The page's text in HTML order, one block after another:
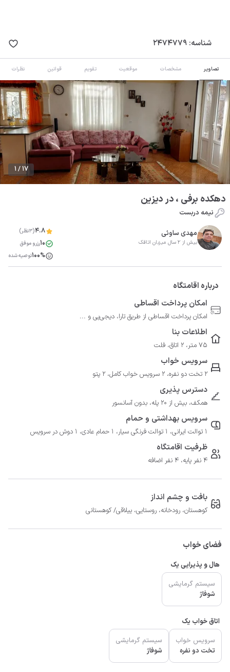
شناسه: 2474779
تصاویر مشخصات موقعیت تقویم قوانین نظرات
1 / 17
دهکده برفی ، در دیزین
نیمه دربست
مهدی ساوئی
بیش از 2 سال میزبان اتاقک
4.8(3نظر)
10رزرو موفق
100%توصیه شده
درباره اقامتگاه
امکان پرداخت اقساطی
امکان پرداخت اقساطی از طریق تارا، دیجی‌پی و ...
اطلاعات بنا
75 متر، 2 اتاق، فلت
سرویس خواب
2 تخت دو نفره، 2 سرویس خواب کامل، 2 پتو
دسترس پذیری
همکف، بیش از 20 پله، بدون آسانسور
سرویس بهداشتی و حمام
1 توالت ایرانی، 1 توالت فرنگی سیار، 1 حمام عادی، 1 دوش در سرویس
ظرفیت اقامتگاه
4 نفر پایه، 4 نفر اضافه
بافت و چشم انداز
کوهستان، رودخانه، روستایی، ییلاقی/ کوهستانی
فضای خواب
هال و پذیرایی یک
سیستم گرمایشی
شوفاژ
اتاق خواب یک
سرویس خواب
تخت دو نفره
سیستم گرمایشی
شوفاژ